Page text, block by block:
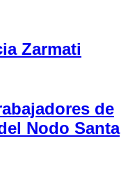
Zarmati
de
Nodo Santa